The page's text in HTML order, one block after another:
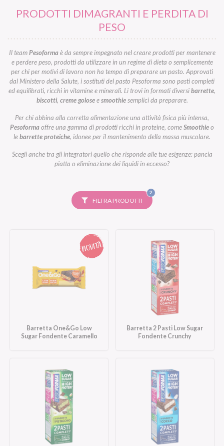
PRODOTTI DIMAGRANTI E PERDITA DI
PESO
Il teamPesoformaè da sempre impegnato nel creare prodotti per mantenere
e perdere peso, prodotti da utilizzare in un regime di dieta o semplicemente
per chi per motivi di lavoro non ha tempo di preparare un pasto. Approvati
dal Ministero della Salute, i sostituti del pasto Pesoforma sono pasti completi
ed equilibrati, ricchi in vitamine e minerali. Li trovi in formati diversibarrette,
biscotti, creme goloseesmoothiesemplici da preparare.
Per chi abbina alla corretta alimentazione una attività fisica più intensa,
Pesoformaoffre una gamma di prodotti ricchi in proteine, comeSmoothieo
lebarrette proteiche, idonee per il mantenimento della massa muscolare.
Scegli anche tra gli integratori quello che risponde alle tue esigenze: pancia
piatta o eliminazione dei liquidi in eccesso?
FILTRA PRODOTTI
2FILTRI
SELEZIONATI
Barretta One&Go Low
Sugar Fondente Caramello
Barretta 2 Pasti Low Sugar
Fondente Crunchy